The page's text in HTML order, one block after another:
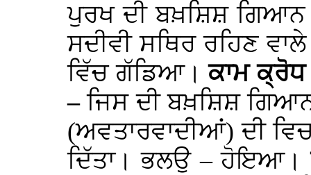
ਪੁਰਖ ਦੀ ਬਖ਼ਸ਼ਿਸ਼
ਸਦੀਵੀ ਸਥਿਰ ਰਹਿਣ
ਵਿੱਚ ਗੱਡਿਆ।ਕਾਮ
–ਜਿਸ ਦੀ ਬਖ਼ਸ਼ਿਸ਼
(ਅਵਤਾਰਵਾਦੀਆਂ) ਦੀ
ਦਿੱਤਾ। ਭਲਉ – ਹੋਇਆ।